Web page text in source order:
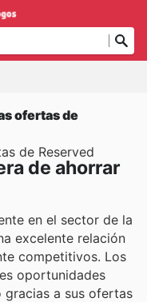
ofertas de
de Reserved
de ahorrar
en el sector de la
excelente relación
competitivos. Los
oportunidades
a sus ofertas